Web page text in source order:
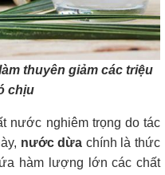
thuyên giảm các triệu
chịu
nước nghiêm trọng do tác
nước dừa chính là thức
hàm lượng lớn các chất